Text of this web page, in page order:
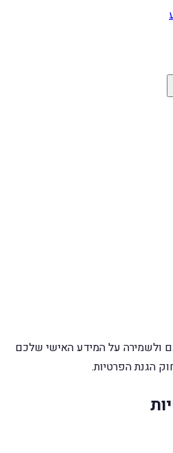
ולשמירה על המידע האישי שלכם
הגנת הפרטיות.